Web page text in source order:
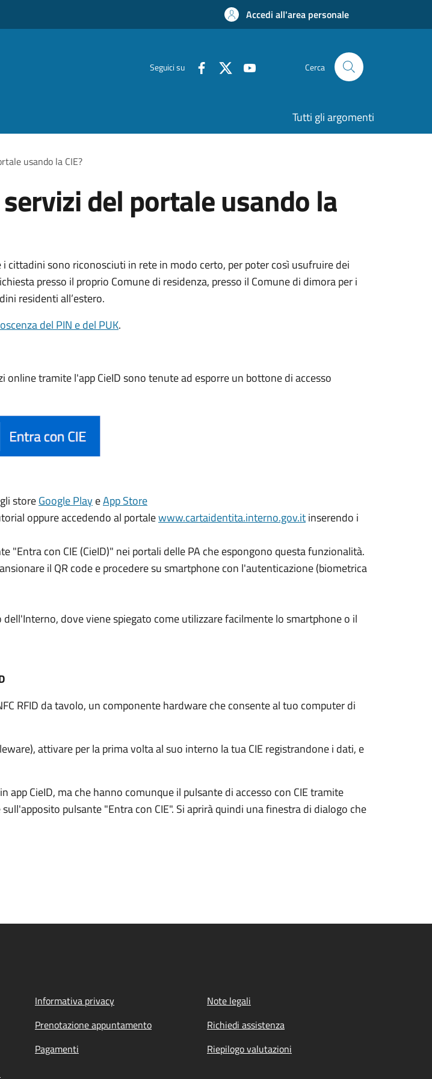
Accedi all'area personale
Seguici su Cerca
Tutti gli argomenti
usando la CIE?
del portale usando la
cittadini sono riconosciuti in rete in modo certo, per poter così usufruire dei
presso il proprio Comune di residenza, presso il Comune di dimora per i
residenti all’estero.
del PIN e del PUK.
tramite l'app CieID sono tenute ad esporre un bottone di accesso
storeGoogle PlayeApp Store
oppure accedendo al portalewww.cartaidentita.interno.gov.itinserendo i
"Entra con CIE (CieID)" nei portali delle PA che espongono questa funzionalità.
il QR code e procedere su smartphone con l'autenticazione (biometrica
dove viene spiegato come utilizzare facilmente lo smartphone o il
RFID da tavolo, un componente hardware che consente al tuo computer di
attivare per la prima volta al suo interno la tua CIE registrandone i dati, e
CieID, ma che hanno comunque il pulsante di accesso con CIE tramite
pulsante "Entra con CIE". Si aprirà quindi una finestra di dialogo che
Informativa privacy
Note legali
Prenotazione appuntamento
Richiedi assistenza
Pagamenti
Riepilogo valutazioni